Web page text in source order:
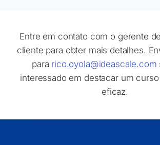
Entre em contato com o gerente
cliente para obter mais detalhes.
para rico.oyola@ideascale.com
interessado em destacar um
eficaz.